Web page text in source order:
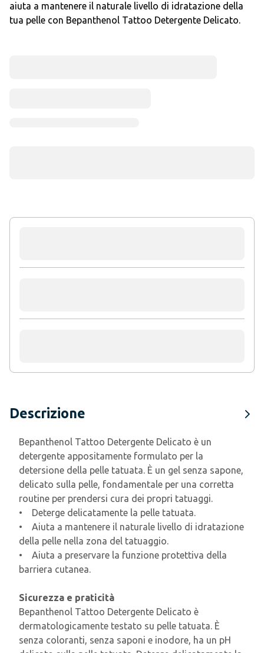
aiuta a mantenere il naturale livello di idratazione della
tua pelle con Bepanthenol Tattoo Detergente Delicato.
Descrizione
Bepanthenol Tattoo Detergente Delicato è un
detergente appositamente formulato per la
detersione della pelle tatuata. È un gel senza sapone,
delicato sulla pelle, fondamentale per una corretta
routine per prendersi cura dei propri tatuaggi.
• Deterge delicatamente la pelle tatuata.
• Aiuta a mantenere il naturale livello di idratazione
della pelle nella zona del tatuaggio.
• Aiuta a preservare la funzione protettiva della
barriera cutanea.
Sicurezza e praticità
Bepanthenol Tattoo Detergente Delicato è
dermatologicamente testato su pelle tatuata. È
senza coloranti, senza saponi e inodore, ha un pH